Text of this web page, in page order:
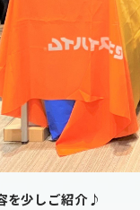
を少しご紹介♪